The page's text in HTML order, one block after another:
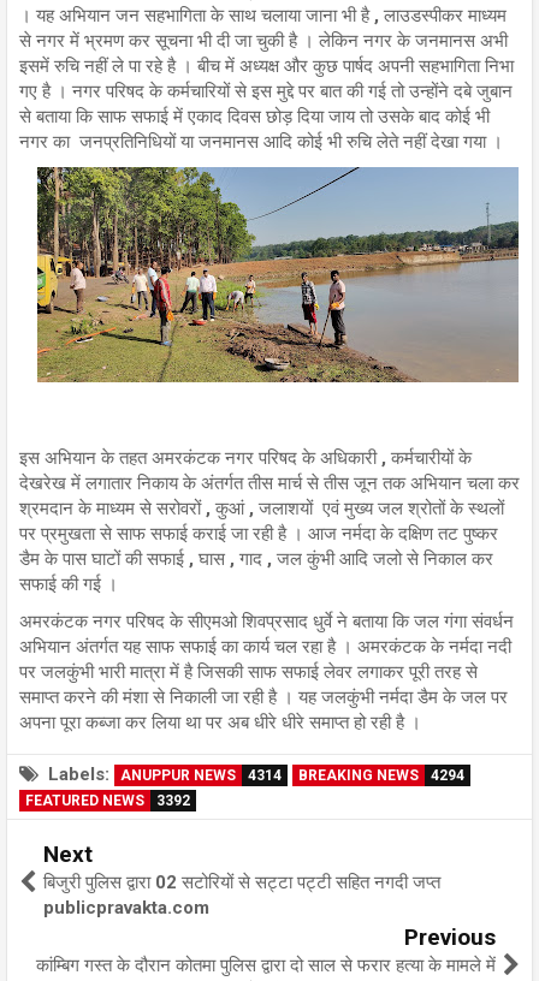
। यह अभियान जन सहभागिता के साथ चलाया जाना भी है , लाउडस्पीकर माध्यम
से नगर में भ्रमण कर सूचना भी दी जा चुकी है । लेकिन नगर के जनमानस अभी
इसमें रुचि नहीं ले पा रहे है । बीच में अध्यक्ष और कुछ पार्षद अपनी सहभागिता निभा
गए है । नगर परिषद के कर्मचारियों से इस मुद्दे पर बात की गई तो उन्होंने दबे जुबान
से बताया कि साफ सफाई में एकाद दिवस छोड़ दिया जाय तो उसके बाद कोई भी
नगर का जनप्रतिनिधियों या जनमानस आदि कोई भी रुचि लेते नहीं देखा गया ।
इस अभियान के तहत अमरकंटक नगर परिषद के अधिकारी , कर्मचारीयों के
देखरेख में लगातार निकाय के अंतर्गत तीस मार्च से तीस जून तक अभियान चला कर
श्रमदान के माध्यम से सरोवरों , कुआं , जलाशयों एवं मुख्य जल श्रोतों के स्थलों
पर प्रमुखता से साफ सफाई कराई जा रही है । आज नर्मदा के दक्षिण तट पुष्कर
डैम के पास घाटों की सफाई , घास , गाद , जल कुंभी आदि जलो से निकाल कर
सफाई की गई ।
अमरकंटक नगर परिषद के सीएमओ शिवप्रसाद धुर्वे ने बताया कि जल गंगा संवर्धन
अभियान अंतर्गत यह साफ सफाई का कार्य चल रहा है । अमरकंटक के नर्मदा नदी
पर जलकुंभी भारी मात्रा में है जिसकी साफ सफाई लेवर लगाकर पूरी तरह से
समाप्त करने की मंशा से निकाली जा रही है । यह जलकुंभी नर्मदा डैम के जल पर
अपना पूरा कब्जा कर लिया था पर अब धीरे धीरे समाप्त हो रही है ।
Labels: ANUPPUR NEWS 4314 BREAKING NEWS
4294
FEATURED NEWS
3392
Next
बिजुरी पुलिस द्वारा 02 सटोरियों से सट्टा पट्टी सहित नगदी जप्त
publicpravakta.com
Previous
कांम्बिग गस्त के दौरान कोतमा पुलिस द्वारा दो साल से फरार हत्या के मामले में